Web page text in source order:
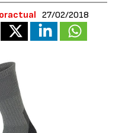
27/02/2018